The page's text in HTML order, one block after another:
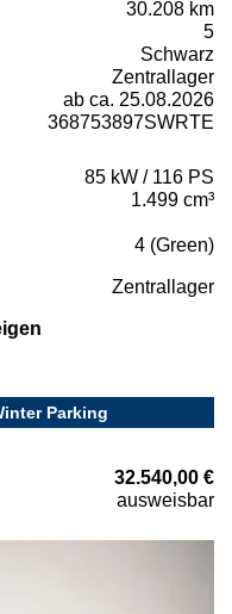
30.208 km
5
Schwarz
Zentrallager
ab ca. 25.08.2026
368753897SWRTE
85 kW / 116 PS
1.499 cm³
4 (Green)
Zentrallager
Parking
32.540,00 €
ausweisbar